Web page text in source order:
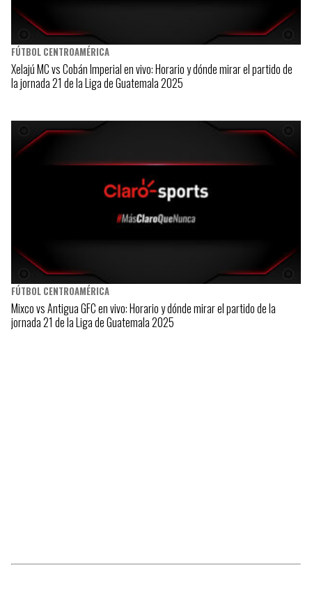
FÚTBOL CENTROAMÉRICA
Xelajú MC vs Cobán Imperial en vivo: Horario y dónde mirar el partido de
la jornada 21 de la Liga de Guatemala 2025
FÚTBOL CENTROAMÉRICA
Mixco vs Antigua GFC en vivo: Horario y dónde mirar el partido de la
jornada 21 de la Liga de Guatemala 2025